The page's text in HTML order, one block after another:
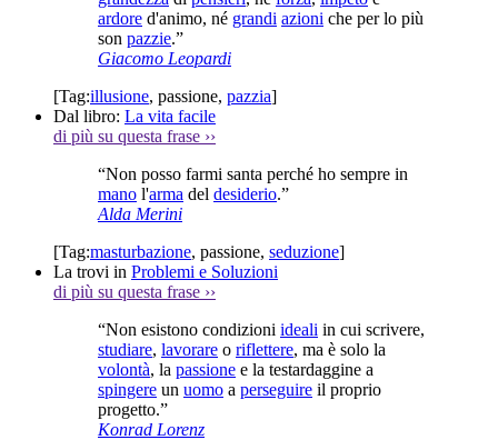
ardore d'animo, né grandi azioni che per lo più
son pazzie.”
Giacomo Leopardi
[Tag:illusione, passione, pazzia]
Dal libro: La vita facile
di più su questa frase ››
“Non posso farmi santa perché ho sempre in
mano l'arma del desiderio.”
Alda Merini
[Tag:masturbazione, passione, seduzione]
La trovi in Problemi e Soluzioni
di più su questa frase ››
“Non esistono condizioni ideali in cui scrivere,
studiare, lavorare o riflettere, ma è solo la
volontà, la passione e la testardaggine a
spingere un uomo a perseguire il proprio
progetto.”
Konrad Lorenz